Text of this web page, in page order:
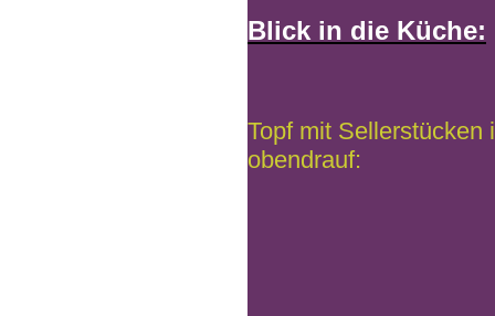
Blick in die Küche:
Topf mit Sellerstücken
obendrauf: